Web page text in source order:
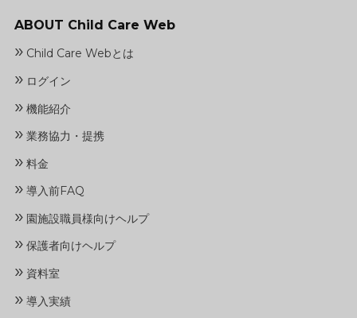
ABOUT Child Care Web
» Child Care Webとは
» ログイン
» 機能紹介
» 業務協力・提携
» 料金
» 導入前FAQ
» 園施設職員様向けヘルプ
» 保護者向けヘルプ
» 資料室
» 導入実績